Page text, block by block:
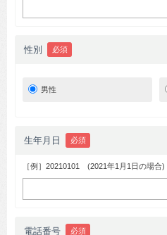
性別 必須
男性
生年月日 必須
［例］20210101 (2021年1月1日の場合)
電話番号 必須